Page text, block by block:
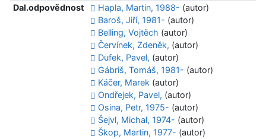
Dal.odpovědnost
Hapla, Martin, 1988- (autor)
Baroš, Jiří, 1981- (autor)
Belling, Vojtěch (autor)
Červínek, Zdeněk, (autor)
Dufek, Pavel, (autor)
Gábriš, Tomáš, 1981- (autor)
Káčer, Marek (autor)
Ondřejek, Pavel, (autor)
Osina, Petr, 1975- (autor)
Šejvl, Michal, 1974- (autor)
Škop, Martin, 1977- (autor)